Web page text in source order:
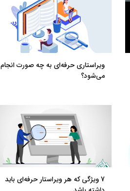
ویراستاری حرفه‌ای به چه صورت انجام
می‌شود؟
7 ویژگی که هر ویراستار حرفه‌ای باید